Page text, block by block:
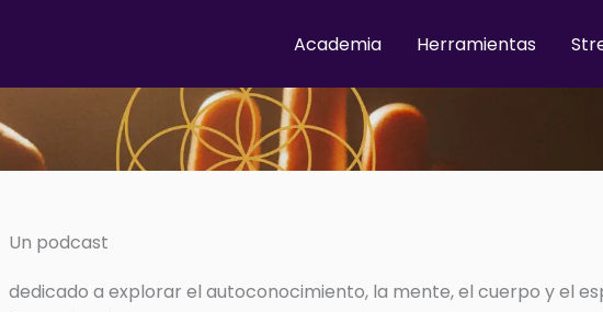
Academia Herramientas
Un podcast
dedicado a explorar el autoconocimiento, la mente, el cuerpo y el